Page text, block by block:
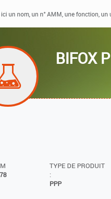
BIFOX P
TYPE DE PRODUIT
:
PPP